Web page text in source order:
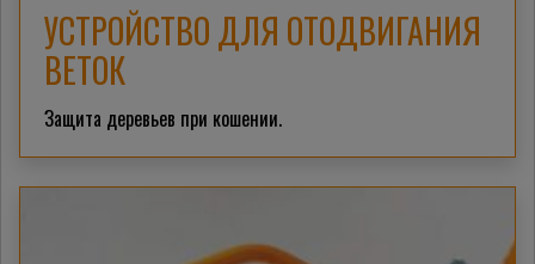
УСТРОЙСТВО ДЛЯ ОТОДВИГАНИЯ
ВЕТОК
Защита деревьев при кошении.